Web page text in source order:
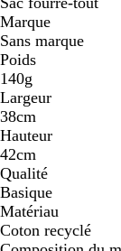
Marque
Sans marque
Poids
140g
Largeur
38cm
Hauteur
42cm
Qualité
Basique
Matériau
Coton recyclé